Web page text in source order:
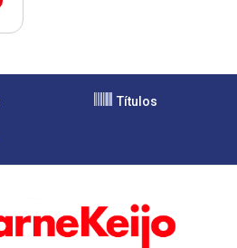
Títulos